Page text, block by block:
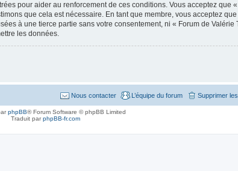
pour aider au renforcement de ces conditions. Vous acceptez que
que cela est nécessaire. En tant que membre, vous acceptez
à une tierce partie sans votre consentement, ni « Forum de Valérie
les données.
Supprimer
L’équipe du forum
Nous contacter
phpBB® Forum Software © phpBB Limited
Traduit parphpBB-fr.com